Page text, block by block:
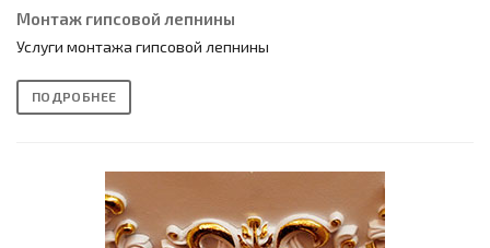
Монтаж гипсовой лепнины
Услуги монтажа гипсовой лепнины
ПОДРОБНЕЕ